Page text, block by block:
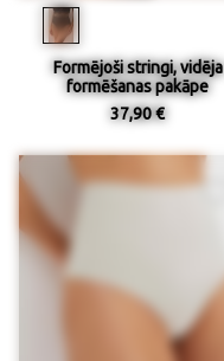
Formējoši stringi, vidēja
formēšanas pakāpe
37,90 €